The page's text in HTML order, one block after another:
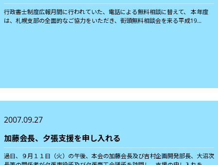
行政書士制度広報月間に行われていた、電話による無料相談に替えて、 本年度
は、札幌支部の全面的なご協力をいただき、街頭無料相談会を来る平成19...
2007.09.27
加藤会長、夕張支援を申し入れる
過日、９月１１日（火）の午後、本会の加藤会長及び吉村企画開発部長、大沼次